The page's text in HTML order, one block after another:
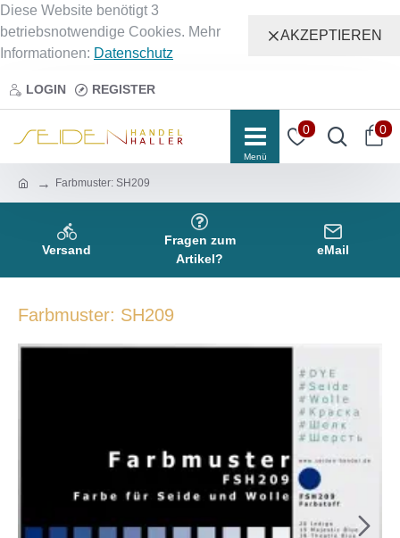
Diese Website benötigt 3
betriebsnotwendige Cookies. Mehr
Informationen: Datenschutz
AKZEPTIEREN
LOGIN REGISTER
0 0
Farbmuster: SH209
Versand
Fragen zum
Artikel?
eMail
Farbmuster: SH209